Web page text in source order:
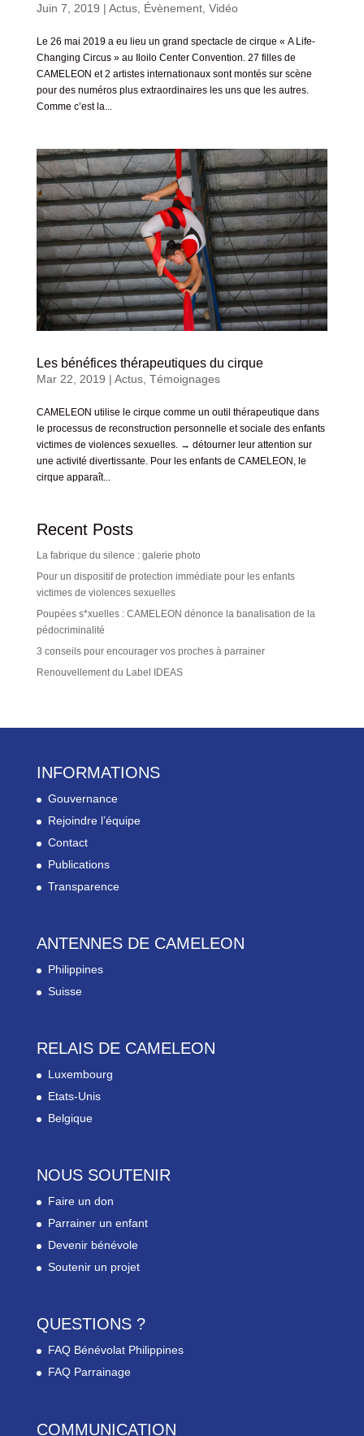
Juin 7, 2019 | Actus, Évènement, Vidéo
Le 26 mai 2019 a eu lieu un grand spectacle de cirque « A Life-
Changing Circus » au Iloilo Center Convention. 27 filles de
CAMELEON et 2 artistes internationaux sont montés sur scène
pour des numéros plus extraordinaires les uns que les autres.
Comme c’est la...
Les bénéfices thérapeutiques du cirque
Mar 22, 2019 | Actus, Témoignages
CAMELEON utilise le cirque comme un outil thérapeutique dans
le processus de reconstruction personnelle et sociale des enfants
victimes de violences sexuelles. → détourner leur attention sur
une activité divertissante. Pour les enfants de CAMELEON, le
cirque apparaît...
Recent Posts
La fabrique du silence : galerie photo
Pour un dispositif de protection immédiate pour les enfants
victimes de violences sexuelles
Poupées s*xuelles : CAMELEON dénonce la banalisation de la
pédocriminalité
3 conseils pour encourager vos proches à parrainer
Renouvellement du Label IDEAS
INFORMATIONS
Gouvernance
Rejoindre l’équipe
Contact
Publications
Transparence
ANTENNES DE CAMELEON
Philippines
Suisse
RELAIS DE CAMELEON
Luxembourg
Etats-Unis
Belgique
NOUS SOUTENIR
Faire un don
Parrainer un enfant
Devenir bénévole
Soutenir un projet
QUESTIONS ?
FAQ Bénévolat Philippines
FAQ Parrainage
COMMUNICATION